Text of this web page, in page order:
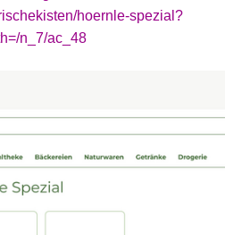
hoernle-spezial?
n_7/ac_48